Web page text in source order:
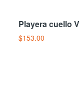
Playera cuello
$153.00